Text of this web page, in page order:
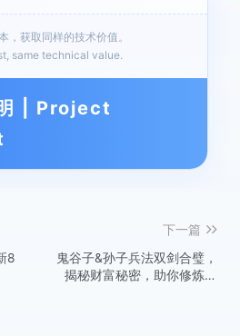
，获取同样的技术价值。
same technical value.
| Project
8
下一篇
鬼谷子&孙子兵法双剑合璧，
揭秘财富秘密，助你修炼成